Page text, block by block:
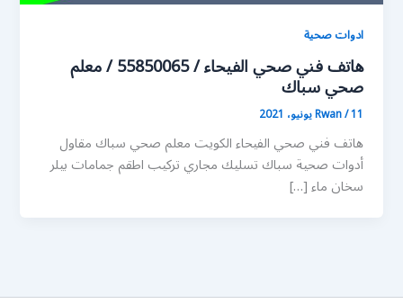
ادوات صحية
هاتف فني صحي الفيحاء / 55850065 / معلم
صحي سباك
Rwan/11 يونيو، 2021
هاتف فني صحي الفيحاء الكويت معلم صحي سباك مقاول
أدوات صحية سباك تسليك مجاري تركيب اطقم جمامات بيلر
سخان ماء […]